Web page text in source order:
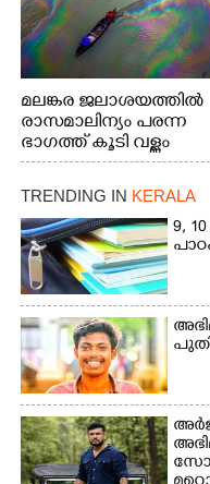
മലങ്കര ജലാശയത്തിൽ
രാസമാലിന്യം പരന്ന
ഭാഗത്ത് കൂടി വള്ളം
തുഴഞ്ഞു പോകുന്ന
പ്രദേശവാസികൾ
TRENDING IN KERALA
9,